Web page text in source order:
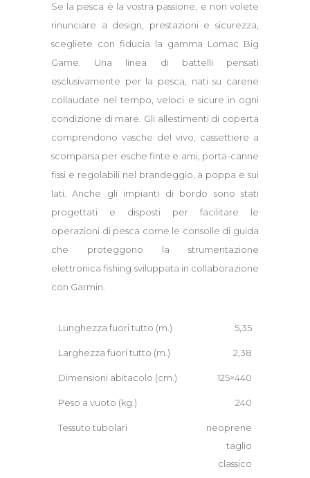
Se la pesca è la vostra passione, e non volete
rinunciare a design, prestazioni e sicurezza,
scegliete con fiducia la gamma Lomac Big
Game. Una linea di battelli pensati
esclusivamente per la pesca, nati su carene
collaudate nel tempo, veloci e sicure in ogni
condizione di mare. Gli allestimenti di coperta
comprendono vasche del vivo, cassettiere a
scomparsa per esche finte e ami, porta-canne
fissi e regolabili nel brandeggio, a poppa e sui
lati. Anche gli impianti di bordo sono stati
progettati e disposti per facilitare le
operazioni di pesca come le consolle di guida
che proteggono la strumentazione
elettronica fishing sviluppata in collaborazione
con Garmin.
Lunghezza fuori tutto (m.) 5,35
Larghezza fuori tutto (m.) 2,38
Dimensioni abitacolo (cm.) 125×440
Peso a vuoto (kg.) 240
Tessuto tubolari
neoprene
taglio
classico